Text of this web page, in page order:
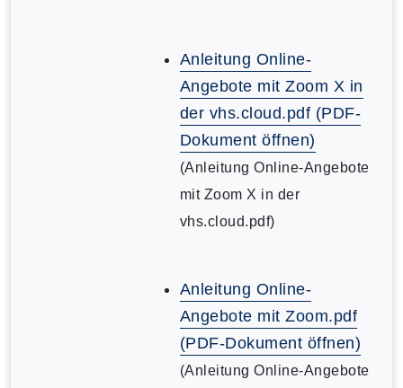
Anleitung Online-
Angebote mit Zoom X in
der vhs.cloud.pdf (PDF-
Dokument öffnen)
(Anleitung Online-Angebote
mit Zoom X in der
vhs.cloud.pdf)
Anleitung Online-
Angebote mit Zoom.pdf
(PDF-Dokument öffnen)
(Anleitung Online-Angebote